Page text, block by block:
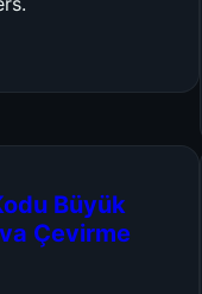
Büyük
Çevirme